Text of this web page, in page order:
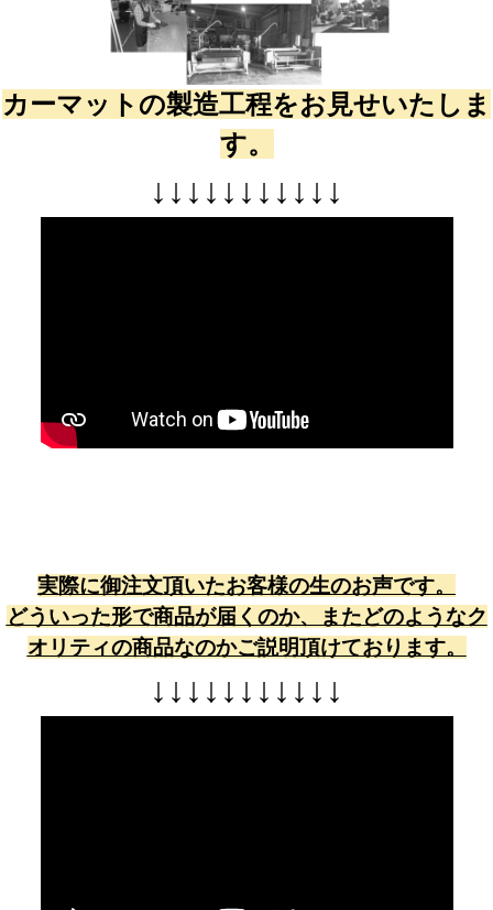
カーマットの製造工程をお見せいたしま
す。
↓ ↓ ↓ ↓ ↓ ↓ ↓ ↓ ↓ ↓ ↓
実際に御注文頂いたお客様の生のお声です。
どういった形で商品が届くのか、またどのようなク
オリティの商品なのかご説明頂けております。
↓ ↓ ↓ ↓ ↓ ↓ ↓ ↓ ↓ ↓ ↓